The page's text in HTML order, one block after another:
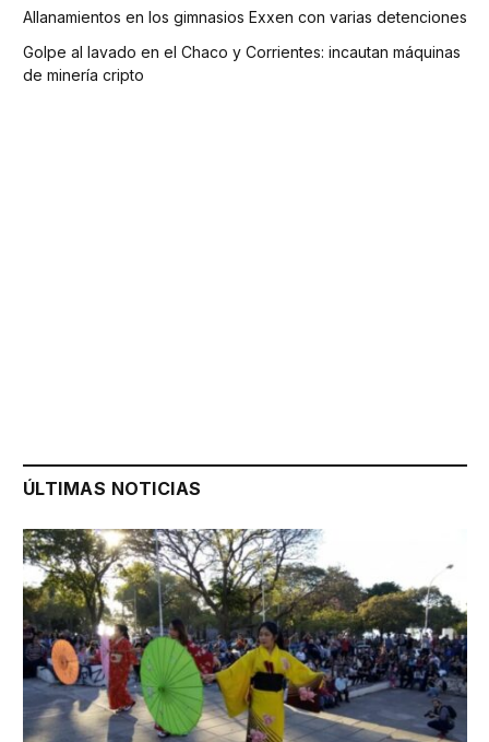
Allanamientos en los gimnasios Exxen con varias detenciones
Golpe al lavado en el Chaco y Corrientes: incautan máquinas
de minería cripto
ÚLTIMAS NOTICIAS